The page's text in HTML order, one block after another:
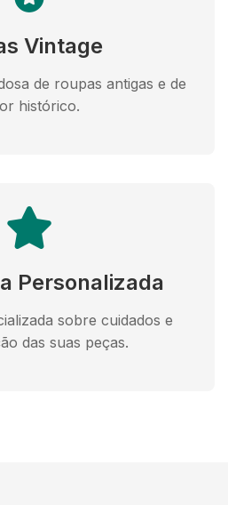
Vintage
de roupas antigas e de
histórico.
Personalizada
sobre cuidados e
das suas peças.